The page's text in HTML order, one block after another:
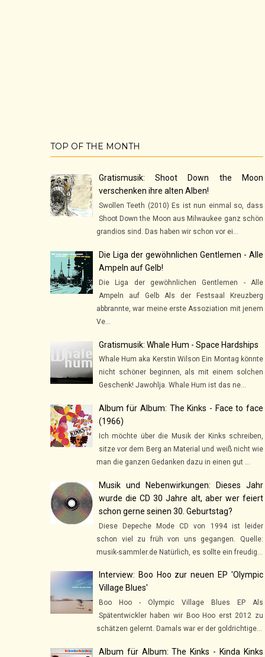
TOP OF THE MONTH
Gratismusik: Shoot Down the Moon
verschenken ihre alten Alben!
Swollen Teeth (2010) Es ist nun einmal so, dass
Shoot Down the Moon aus Milwaukee ganz schön
grandios sind. Das haben wir schon vor ei...
Die Liga der gewöhnlichen Gentlemen - Alle
Ampeln auf Gelb!
Die Liga der gewöhnlichen Gentlemen - Alle
Ampeln auf Gelb Als der Festsaal Kreuzberg
abbrannte, war meine erste Assoziation mit jenem
Ve...
Gratismusik: Whale Hum - Space Hardships
Whale Hum aka Kerstin Wilson Ein Montag könnte
nicht schöner beginnen, als mit einem solchen
Geschenk! Jawohlja. Whale Hum ist das ne...
Album für Album: The Kinks - Face to face
(1966)
Ich möchte über die Musik der Kinks schreiben,
sitze vor dem Berg an Material und weiß nicht wie
man die ganzen Gedanken dazu in einen gut ...
Musik und Nebenwirkungen: Dieses Jahr
wurde die CD 30 Jahre alt, aber wer feiert
schon gerne seinen 30. Geburtstag?
Diese Depeche Mode CD von 1994 ist leider
schon viel zu früh von uns gegangen. Quelle:
musik-sammler.de Natürlich, es sollte ein freudig...
Interview: Boo Hoo zur neuen EP 'Olympic
Village Blues'
Boo Hoo - Olympic Village Blues EP Als
Spätentwickler haben wir Boo Hoo erst 2012 zu
schätzen gelernt. Damals war er der goldrichtige...
Album für Album: The Kinks - Kinda Kinks